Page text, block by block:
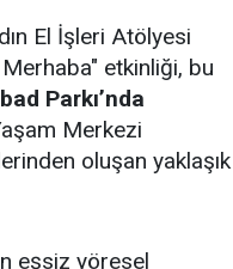
El İşleri Atölyesi
etkinliği, bu
Parkı’nda
Merkezi
oluşan yaklaşık
eşsiz yöresel